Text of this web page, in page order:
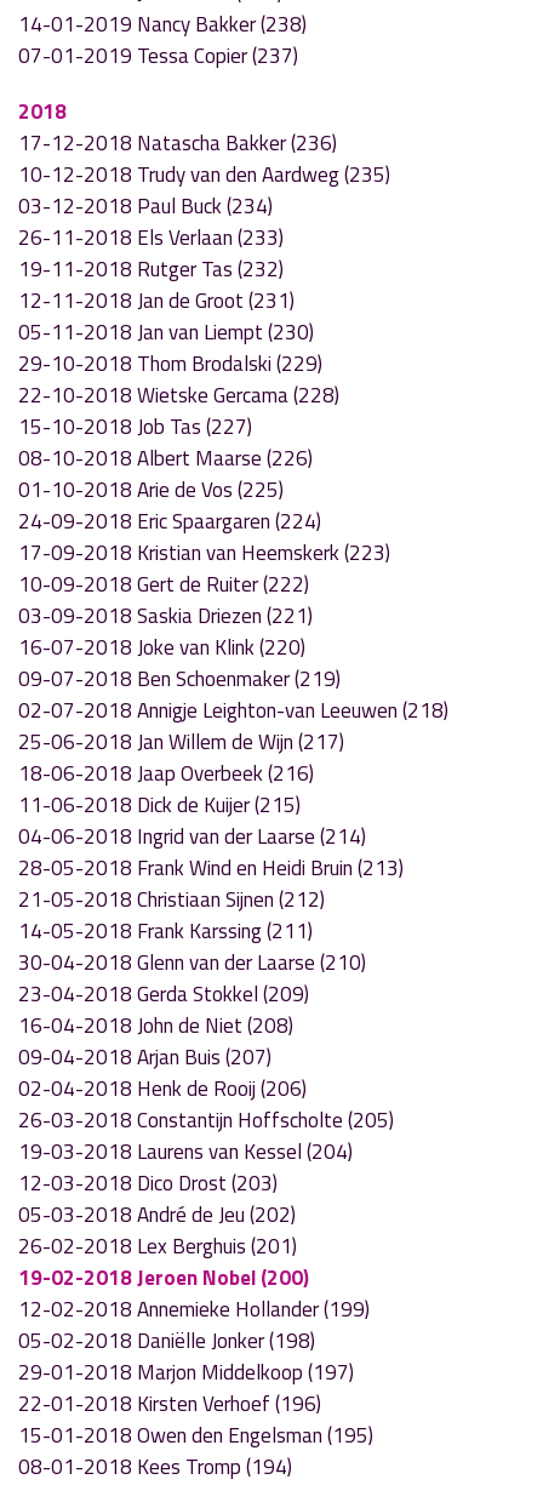
14-01-2019 Nancy Bakker (238)
07-01-2019 Tessa Copier (237)
2018
17-12-2018 Natascha Bakker (236)
10-12-2018 Trudy van den Aardweg (235)
03-12-2018 Paul Buck (234)
26-11-2018 Els Verlaan (233)
19-11-2018 Rutger Tas (232)
12-11-2018 Jan de Groot (231)
05-11-2018 Jan van Liempt (230)
29-10-2018 Thom Brodalski (229)
22-10-2018 Wietske Gercama (228)
15-10-2018 Job Tas (227)
08-10-2018 Albert Maarse (226)
01-10-2018 Arie de Vos (225)
24-09-2018 Eric Spaargaren (224)
17-09-2018 Kristian van Heemskerk (223)
10-09-2018 Gert de Ruiter (222)
03-09-2018 Saskia Driezen (221)
16-07-2018 Joke van Klink (220)
09-07-2018 Ben Schoenmaker (219)
02-07-2018 Annigje Leighton-van Leeuwen (218)
25-06-2018 Jan Willem de Wijn (217)
18-06-2018 Jaap Overbeek (216)
11-06-2018 Dick de Kuijer (215)
04-06-2018 Ingrid van der Laarse (214)
28-05-2018 Frank Wind en Heidi Bruin (213)
21-05-2018 Christiaan Sijnen (212)
14-05-2018 Frank Karssing (211)
30-04-2018 Glenn van der Laarse (210)
23-04-2018 Gerda Stokkel (209)
16-04-2018 John de Niet (208)
09-04-2018 Arjan Buis (207)
02-04-2018 Henk de Rooij (206)
26-03-2018 Constantijn Hoffscholte (205)
19-03-2018 Laurens van Kessel (204)
12-03-2018 Dico Drost (203)
05-03-2018 André de Jeu (202)
26-02-2018 Lex Berghuis (201)
19-02-2018 Jeroen Nobel (200)
12-02-2018 Annemieke Hollander (199)
05-02-2018 Daniëlle Jonker (198)
29-01-2018 Marjon Middelkoop (197)
22-01-2018 Kirsten Verhoef (196)
15-01-2018 Owen den Engelsman (195)
08-01-2018 Kees Tromp (194)